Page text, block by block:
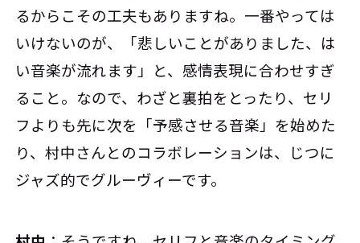
るからこその工夫もありますね。一番やっては
いけないのが、「悲しいことがありました、は
い音楽が流れます」と、感情表現に合わせすぎ
ること。なので、わざと裏拍をとったり、セリ
フよりも先に次を「予感させる音楽」を始めた
り、村中さんとのコラボレーションは、じつに
ジャズ的でグルーヴィーです。